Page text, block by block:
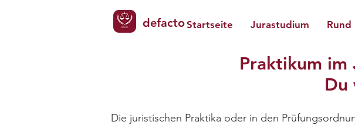
Startseite Jurastudium Rund
defacto
Praktikum im
Du
Die juristischen Praktika oder in den